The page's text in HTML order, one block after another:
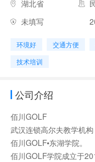
湖北省
未填写
环境好 交通方便
技术培训
公司介绍
佰川GOLF
武汉连锁高尔夫教学机构
佰川GOLF•东湖学院。
佰川GOLF学院成立于